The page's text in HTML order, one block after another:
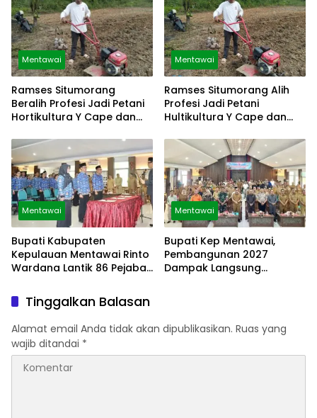
Mentawai
Ramses Situmorang
Beralih Profesi Jadi Petani
Hortikultura Y Cape dan
Mentawai
Ramses Situmorang Alih
Profesi Jadi Petani
Hultikultura Y Cape dan
Mentawai
Bupati Kabupaten
Kepulauan Mentawai Rinto
Wardana Lantik 86 Pejabat
Mentawai
Bupati Kep Mentawai,
Pembangunan 2027
Dampak Langsung
Tinggalkan Balasan
Alamat email Anda tidak akan dipublikasikan. Ruas yang
wajib ditandai *